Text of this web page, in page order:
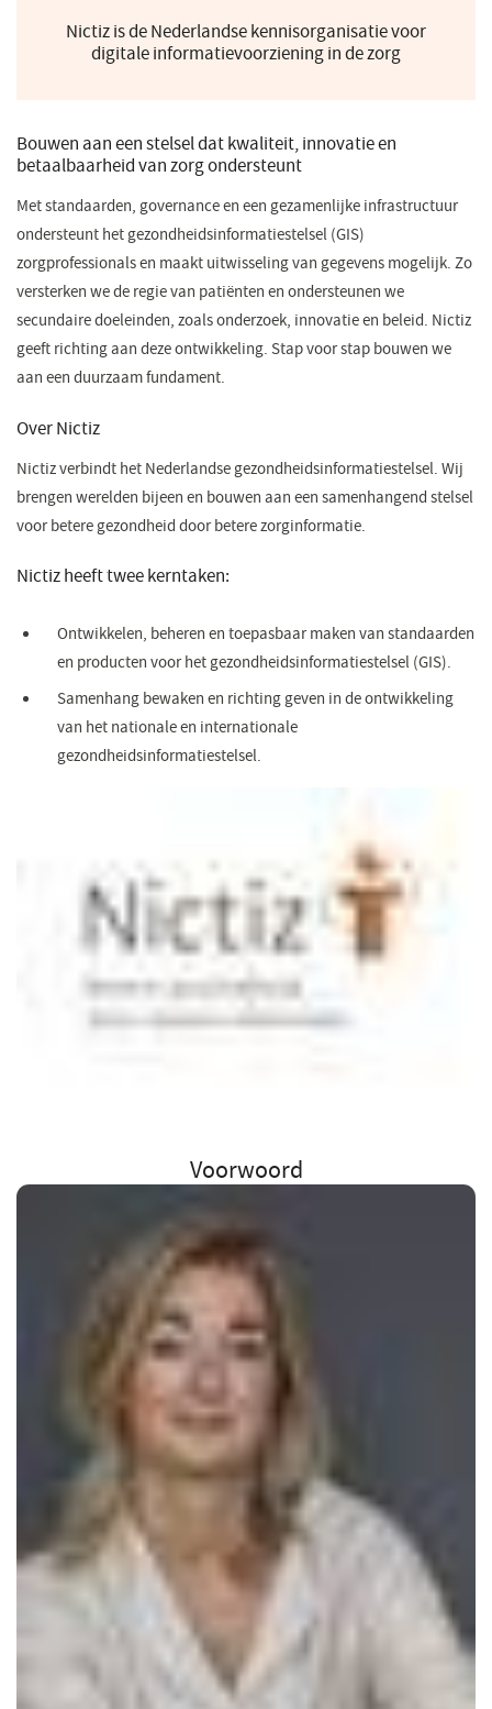
Nictiz is de Nederlandse kennisorganisatie voor
digitale informatievoorziening in de zorg
Bouwen aan een stelsel dat kwaliteit, innovatie en
betaalbaarheid van zorg ondersteunt
Met standaarden, governance en een gezamenlijke infrastructuur
ondersteunt het gezondheidsinformatiestelsel (GIS)
zorgprofessionals en maakt uitwisseling van gegevens mogelijk. Zo
versterken we de regie van patiënten en ondersteunen we
secundaire doeleinden, zoals onderzoek, innovatie en beleid. Nictiz
geeft richting aan deze ontwikkeling. Stap voor stap bouwen we
aan een duurzaam fundament.
Over Nictiz
Nictiz verbindt het Nederlandse gezondheidsinformatiestelsel. Wij
brengen werelden bijeen en bouwen aan een samenhangend stelsel
voor betere gezondheid door betere zorginformatie.
Nictiz heeft twee kerntaken:
Ontwikkelen, beheren en toepasbaar maken van standaarden
en producten voor het gezondheidsinformatiestelsel (GIS).
Samenhang bewaken en richting geven in de ontwikkeling
van het nationale en internationale
gezondheidsinformatiestelsel.
Voorwoord